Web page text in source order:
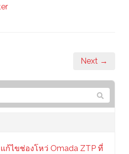
Next →
ก้ไขช่องโหว่ Omada ZTP ที่